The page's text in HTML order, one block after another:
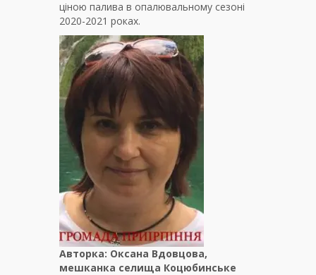
ціною палива в опалювальному сезоні
2020-2021 роках.
Авторка: Оксана Вдовцова,
мешканка селища Коцюбинське